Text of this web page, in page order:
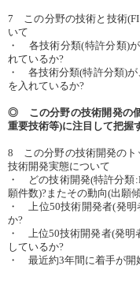
7 この分野の技術と技術(FI
いて
・ 各技術分類(特許分類)
れているか?
・ 各技術分類(特許分類)が
を入れているか?
◎ この分野の技術開発の個
重要技術等)に注目して把握
8 この分野の技術開発のト
技術開発実態について
・ どの技術開発(特許分類
願件数)?またその動向(出願
・ 上位50技術開発者(発明
か?
・ 上位50技術開発者(発明
しているか?
・ 最近約3年間に着手が開